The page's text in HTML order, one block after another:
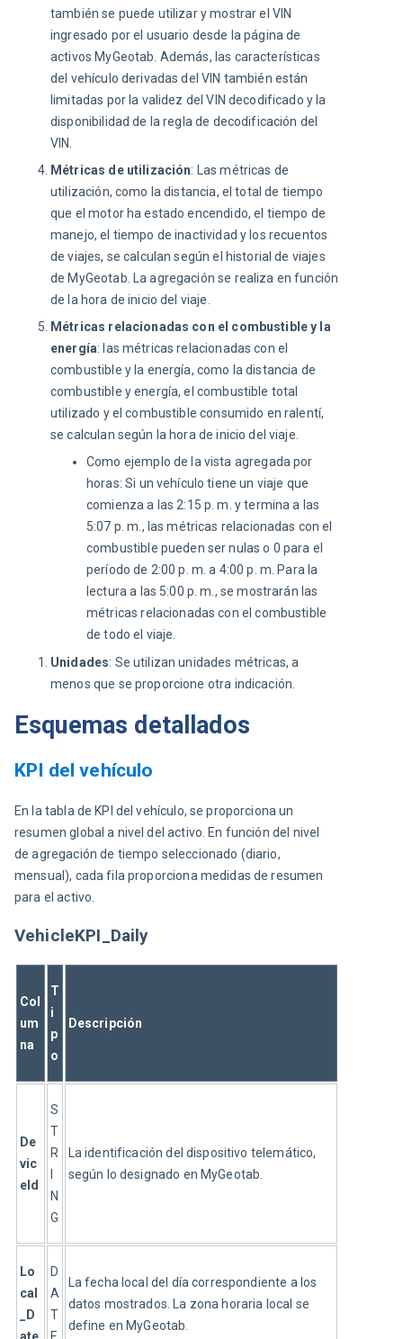
también se puede utilizar y mostrar el VIN
ingresado por el usuario desde la página de
activos MyGeotab. Además, las características
del vehículo derivadas del VIN también están
limitadas por la validez del VIN decodificado y la
disponibilidad de la regla de decodificación del
VIN.
Métricas de utilización: Las métricas de
utilización, como la distancia, el total de tiempo
que el motor ha estado encendido, el tiempo de
manejo, el tiempo de inactividad y los recuentos
de viajes, se calculan según el historial de viajes
de MyGeotab. La agregación se realiza en función
de la hora de inicio del viaje.
Métricas relacionadas con el combustible y la
energía: las métricas relacionadas con el
combustible y la energía, como la distancia de
combustible y energía, el combustible total
utilizado y el combustible consumido en ralentí,
se calculan según la hora de inicio del viaje.
Como ejemplo de la vista agregada por
horas: Si un vehículo tiene un viaje que
comienza a las 2:15 p. m. y termina a las
5:07 p. m., las métricas relacionadas con el
combustible pueden ser nulas o 0 para el
período de 2:00 p. m. a 4:00 p. m. Para la
lectura a las 5:00 p. m., se mostrarán las
métricas relacionadas con el combustible
de todo el viaje.
Unidades: Se utilizan unidades métricas, a
menos que se proporcione otra indicación.
Esquemas detallados
KPI del vehículo
En la tabla de KPI del vehículo, se proporciona un
resumen global a nivel del activo. En función del nivel
de agregación de tiempo seleccionado (diario,
mensual), cada fila proporciona medidas de resumen
para el activo.
VehicleKPI_Daily
Col
um
na
T
i
p
o
Descripción
De
vic
eId
S
T
R
N
G
La identificación del dispositivo telemático,
según lo designado en MyGeotab.
Lo
cal
_D
D
A
T
La fecha local del día correspondiente a los
datos mostrados. La zona horaria local se
define en MyGeotab.